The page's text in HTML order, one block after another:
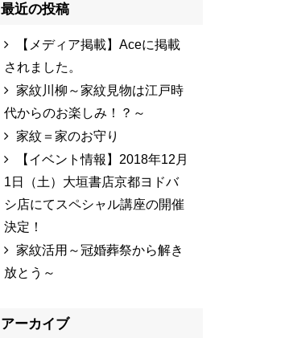
最近の投稿
【メディア掲載】Aceに掲載
されました。
家紋川柳～家紋見物は江戸時
代からのお楽しみ！？～
家紋＝家のお守り
【イベント情報】2018年12月
1日（土）大垣書店京都ヨドバ
シ店にてスペシャル講座の開催
決定！
家紋活用～冠婚葬祭から解き
放とう～
アーカイブ